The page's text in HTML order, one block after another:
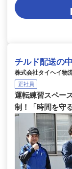
チルド配送の
株式会社タイヘイ物
正社員
運転練習スペー
制！「時間を守